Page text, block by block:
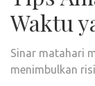
Waktu
Sinar matahari
menimbulkan